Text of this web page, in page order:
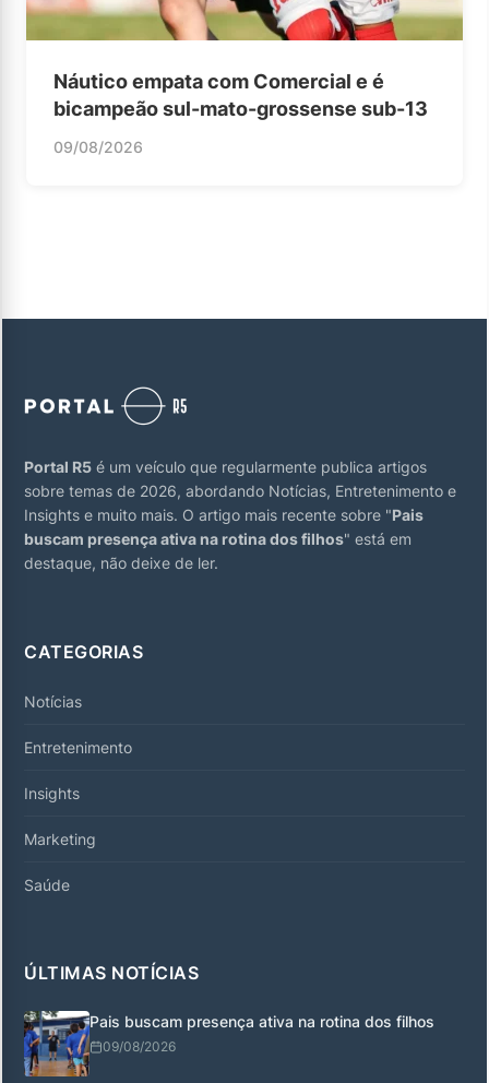
Náutico empata com Comercial e é
bicampeão sul-mato-grossense sub-13
09/08/2026
Portal R5 é um veículo que regularmente publica artigos
sobre temas de 2026, abordando Notícias, Entretenimento e
Insights e muito mais. O artigo mais recente sobre "Pais
buscam presença ativa na rotina dos filhos" está em
destaque, não deixe de ler.
CATEGORIAS
Notícias
Entretenimento
Insights
Marketing
Saúde
ÚLTIMAS NOTÍCIAS
Pais buscam presença ativa na rotina dos filhos
09/08/2026